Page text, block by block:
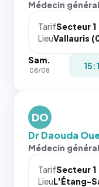
dans ce
cas. #}
navigateur
pas la
place, et
les trois
dernières
images de
l'annuaire
dans ce
cas. #}
Médecin
TarifSecteur 1
LieuVallauris
Sam.
08/08
DO
Dr Daouda
Médecin
TarifSecteur 1
LieuL'Étang-